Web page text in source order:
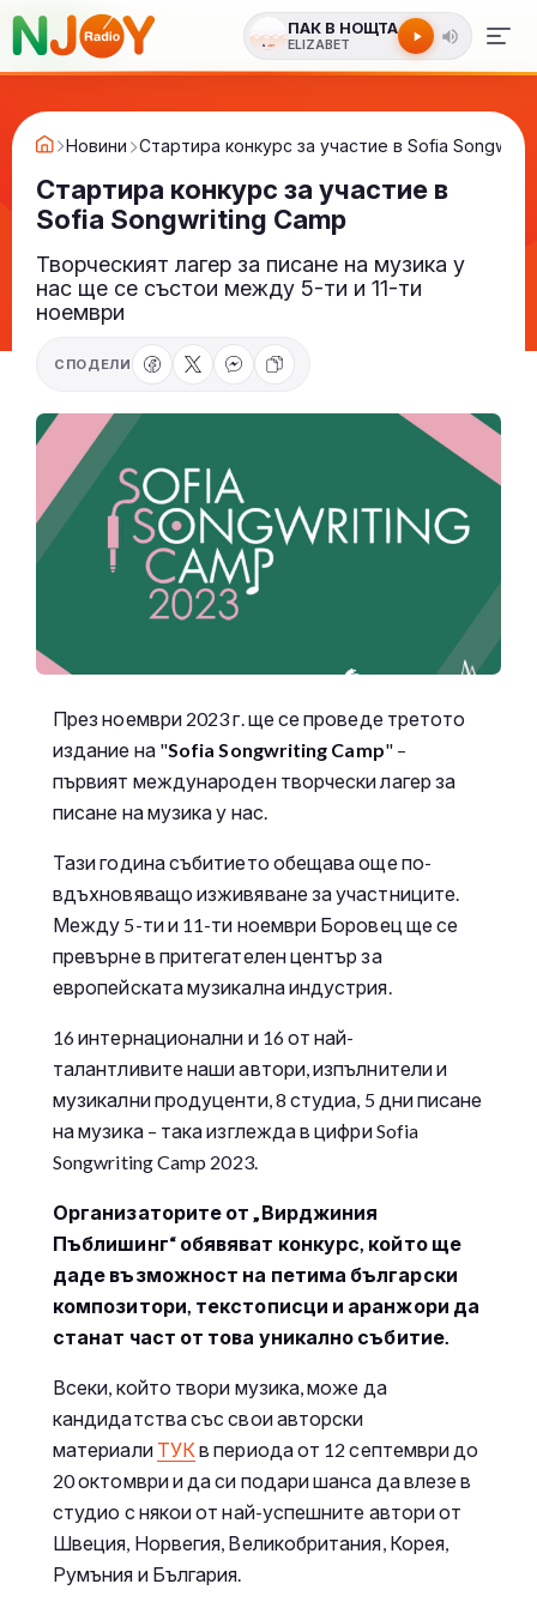
ПАК В НОЩТА
ELIZABET
Новини Стартира конкурс за участие в Sofia
Стартира конкурс за участие в
Sofia Songwriting Camp
Творческият лагер за писане на музика у
нас ще се състои между 5-ти и 11-ти
ноември
СПОДЕЛИ
През ноември 2023 г. ще се проведе третото
издание на "Sofia Songwriting Camp" –
първият международен творчески лагер за
писане на музика у нас.
Тази година събитието обещава още по-
вдъхновяващо изживяване за участниците.
Между 5-ти и 11-ти ноември Боровец ще се
превърне в притегателен център за
европейската музикална индустрия.
16 интернационални и 16 от най-
талантливите наши автори, изпълнители и
музикални продуценти, 8 студиа, 5 дни писане
на музика – така изглежда в цифри Sofia
Songwriting Camp 2023.
Организаторите от „Вирджиния
Пъблишинг“ обявяват конкурс, който ще
даде възможност на петима български
композитори, текстописци и аранжори да
станат част от това уникално събитие.
Всеки, който твори музика, може да
кандидатства със свои авторски
материали ТУК в периода от 12 септември до
20 октомври и да си подари шанса да влезе в
студио с някои от най-успешните автори от
Швеция, Норвегия, Великобритания, Корея,
Румъния и България.